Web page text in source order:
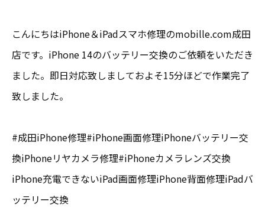
こんにちはiPhone＆iPadスマホ修理のmobille.com成田
店です。iPhone 14のバッテリー交換のご依頼をいただき
ました。即日対応致しましておよそ15分ほどで作業完了
致しました。
#成田iPhone修理#iPhone画面修理iPhoneバッテリー交
換iPhoneリヤカメラ修理#iPhoneカメラレンズ交換
iPhone充電できないiPad画面修理iPhone背面修理iPadバ
ッテリー交換